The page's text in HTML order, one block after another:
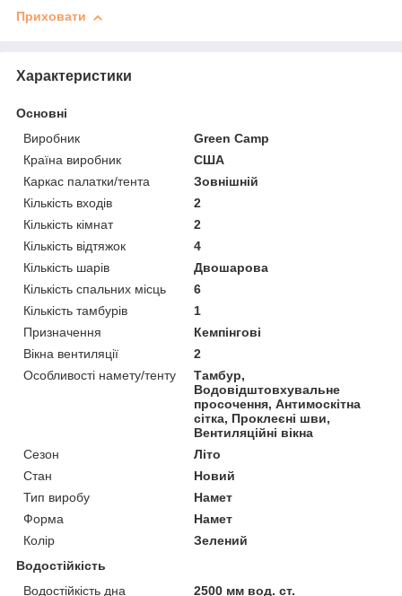
Приховати
Характеристики
Основні
Виробник
Green Camp
Країна виробник
США
Каркас палатки/тента
Зовнішній
Кількість входів
2
Кількість кімнат
2
Кількість відтяжок
4
Кількість шарів
Двошарова
Кількість спальних місць
6
Кількість тамбурів
1
Призначення
Кемпінгові
Вікна вентиляції
2
Особливості намету/тенту
Тамбур,
Водовідштовхувальне
просочення, Антимоскітна
сітка, Проклеєні шви,
Вентиляційні вікна
Сезон
Літо
Стан
Новий
Тип виробу
Намет
Форма
Намет
Колір
Зелений
Водостійкість
Водостійкість дна
2500 мм вод. ст.